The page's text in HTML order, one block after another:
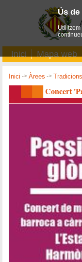
Inici Mapa web
Inici ->Àrees ->Tradicions
Concert
Ús de
Utilitzem